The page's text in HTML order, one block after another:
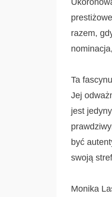
razem,
Ta
Jej
jest
być
swoją
Monika